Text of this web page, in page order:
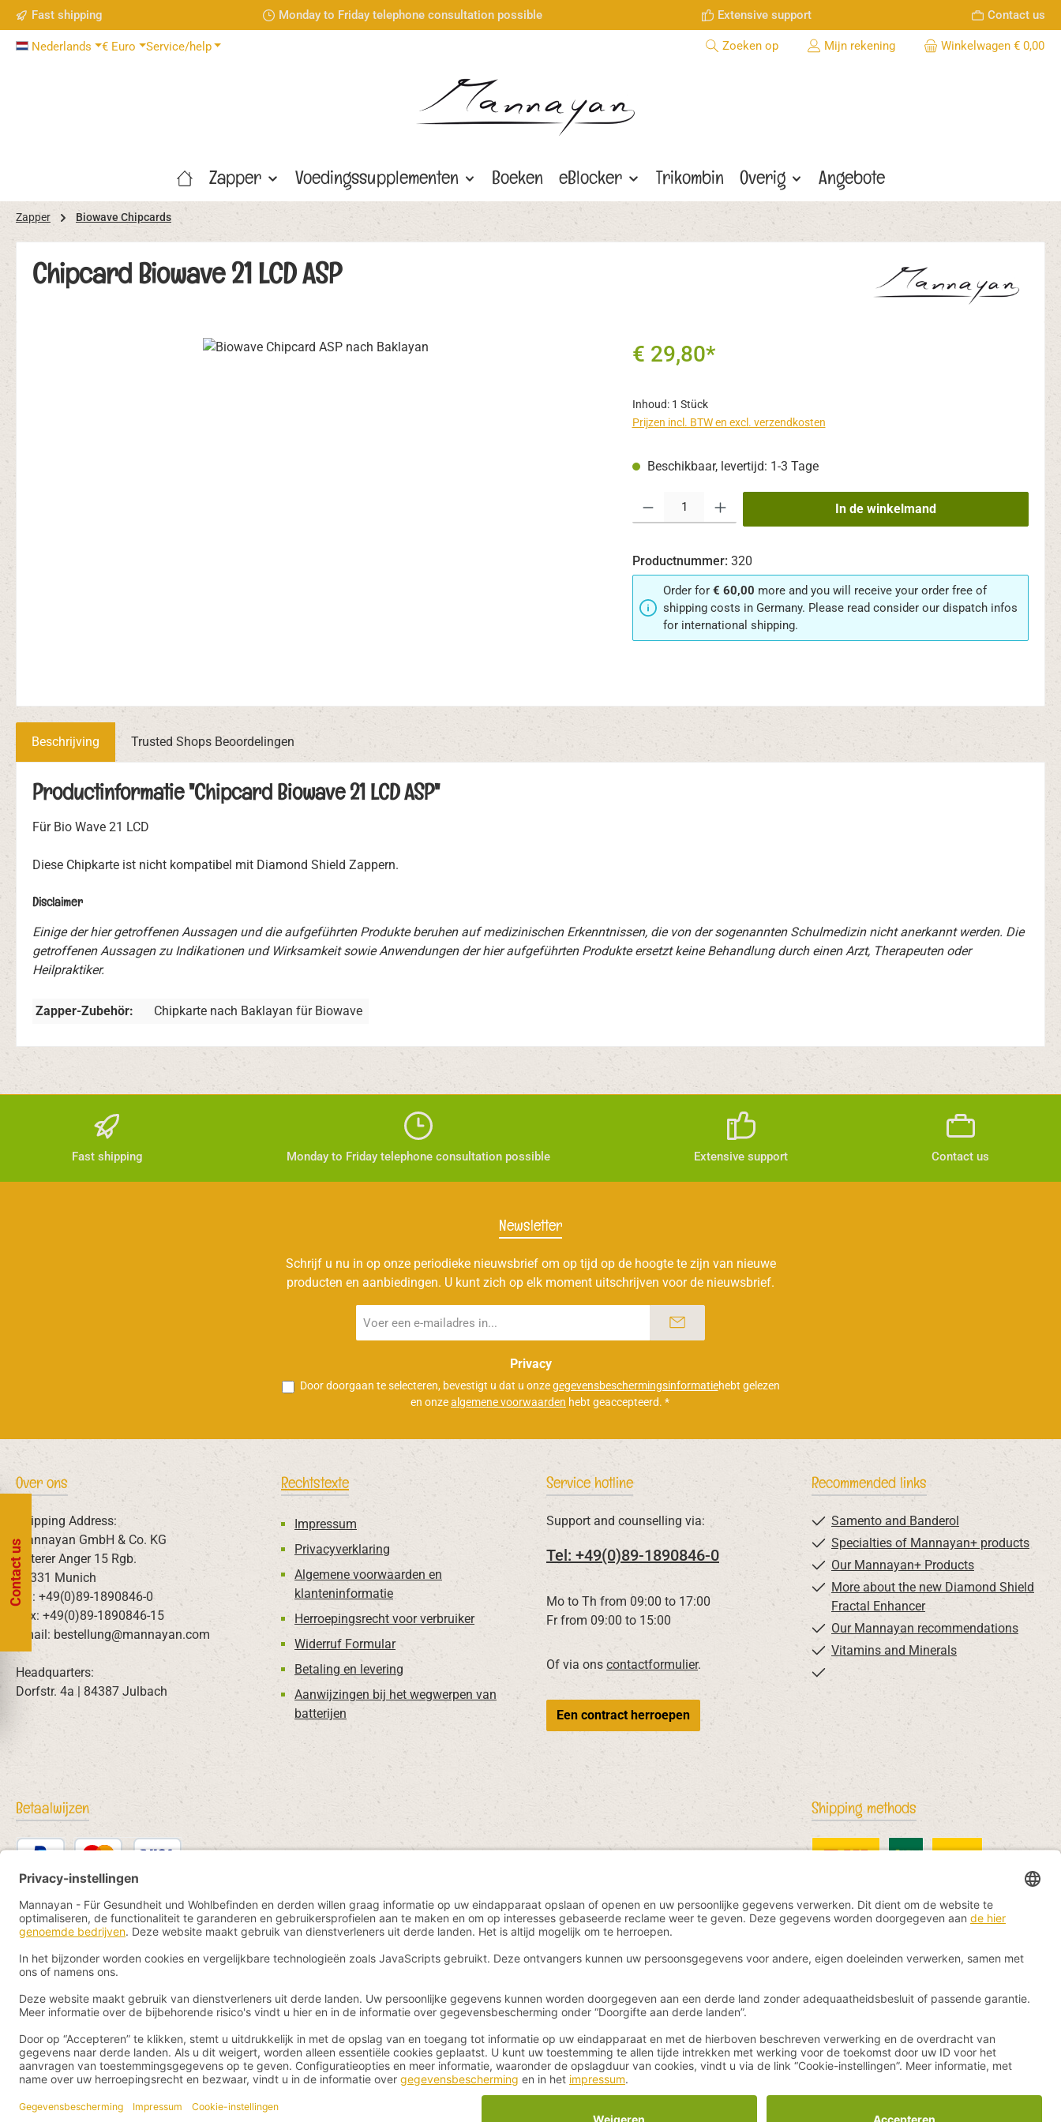
de hoofdinhoud
Ga naar de zoekopdracht
Ga naar de hoofdnavigatie
Fast shipping Monday to Friday telephone consultation possible Extensive support Contact us
Nederlands € Euro Service/help Zoeken op Mijn rekening Winkelwagen € 0,00
Zapper Voedingssupplementen Boeken eBlocker Trikombin Overig Angebote
Zapper Biowave Chipcards
Chipcard Biowave 21 LCD ASP
€ 29,80*
Inhoud: 1 Stück
Prijzen incl. BTW en excl. verzendkosten
Beschikbaar, levertijd: 1-3 Tage
In de winkelmand
Productnummer: 320
Order for € 60,00 more and you will receive your order free of
shipping costs in Germany. Please read consider our dispatch infos
for international shipping.
Beschrijving Trusted Shops Beoordelingen
Productinformatie "Chipcard Biowave 21 LCD ASP"
Für Bio Wave 21 LCD
Diese Chipkarte ist nicht kompatibel mit Diamond Shield Zappern.
Disclaimer
Einige der hier getroffenen Aussagen und die aufgeführten Produkte beruhen auf medizinischen Erkenntnissen, die von der sogenannten Schulmedizin nicht anerkannt werden. Die
getroffenen Aussagen zu Indikationen und Wirksamkeit sowie Anwendungen der hier aufgeführten Produkte ersetzt keine Behandlung durch einen Arzt, Therapeuten oder
Heilpraktiker.
Zapper-Zubehör: Chipkarte nach Baklayan für Biowave
Fast shipping Monday to Friday telephone consultation possible Extensive support Contact us
Newsletter
Schrijf u nu in op onze periodieke nieuwsbrief om op tijd op de hoogte te zijn van nieuwe
producten en aanbiedingen. U kunt zich op elk moment uitschrijven voor de nieuwsbrief.
mailadres
Privacy
Door doorgaan te selecteren, bevestigt u dat u onzegegevensbeschermingsinformatiehebt gelezen
en onzealgemene voorwaarden hebt geaccepteerd. *
Over ons
Shipping Address:
Mannayan GmbH & Co. KG
Unterer Anger 15 Rgb.
80331 Munich
Tel: +49(0)89-1890846-0
Fax: +49(0)89-1890846-15
Email: bestellung@mannayan.com
Headquarters:
Dorfstr. 4a | 84387 Julbach
Rechtstexte
Impressum
Privacyverklaring
Algemene voorwaarden en
klanteninformatie
Herroepingsrecht voor verbruiker
Widerruf Formular
Betaling en levering
Aanwijzingen bij het wegwerpen van
batterijen
Service hotline
Support and counselling via:
Tel: +49(0)89-1890846-0
Mo to Th from 09:00 to 17:00
Fr from 09:00 to 15:00
Of via ons contactformulier.
Een contract herroepen
Recommended links
Samento and Banderol
Specialties of Mannayan+ products
Our Mannayan+ Products
More about the new Diamond Shield
Fractal Enhancer
Our Mannayan recommendations
Vitamins and Minerals
Betaalwijzen
PayPal Kredit- oder Debitkarte
BancontactSEPA Lastschrift
eps
iDEAL Przelewy24
Vorkasse Pay by YaBandPay
WeChat Pay + AliPay
Shipping methods
DHL International
en eventuele bezorgkosten, indien niet anders vermeld.
Contact us